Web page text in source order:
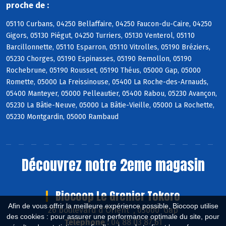
Afin de vous offrir la meilleure expérience possible, Biocoop utilise
des cookies : pour assurer une performance optimale du site, pour
proche de :
05110 Curbans, 04250 Bellaffaire, 04250 Faucon-du-Caire, 04250
Gigors, 05130 Piégut, 04250 Turriers, 05130 Venterol, 05110
Barcillonnette, 05110 Esparron, 05110 Vitrolles, 05190 Bréziers,
05230 Chorges, 05190 Espinasses, 05190 Remollon, 05190
Rochebrune, 05190 Rousset, 05190 Théus, 05000 Gap, 05000
Romette, 05000 La Freissinouse, 05400 La Roche-des-Arnauds,
05400 Manteyer, 05000 Pelleautier, 05400 Rabou, 05230 Avançon,
05230 La Bâtie-Neuve, 05000 La Bâtie-Vieille, 05000 La Rochette,
05230 Montgardin, 05000 Rambaud
Découvrez notre 2eme magasin
Biocoop Le Grenier Tokoro
26 boulevard d'Orient , 05000 Gap
Téléphone :04 88 03 87 61